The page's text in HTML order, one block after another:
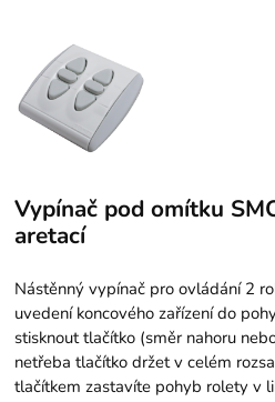
Vypínač pod omítku
aretací
Nástěnný vypínač pro ovládání 2
uvedení koncového zařízení do
stisknout tlačítko (směr nahoru
netřeba tlačítko držet v celém
tlačítkem zastavíte pohyb rolety v